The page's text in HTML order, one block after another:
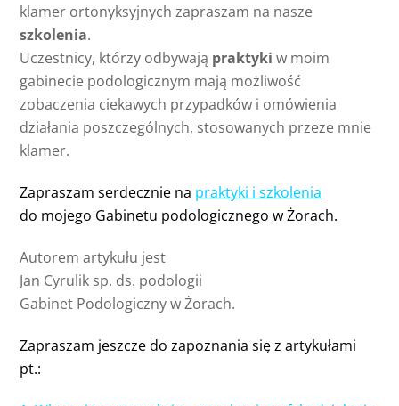
klamer ortonyksyjnych zapraszam na nasze
szkolenia.
Uczestnicy, którzy odbywają praktyki w moim
gabinecie podologicznym mają możliwość
zobaczenia ciekawych przypadków i omówienia
działania poszczególnych, stosowanych przeze mnie
klamer.
Zapraszam serdecznie na praktyki i szkolenia
do mojego Gabinetu podologicznego w Żorach.
Autorem artykułu jest
Jan Cyrulik sp. ds. podologii
Gabinet Podologiczny w Żorach.
Zapraszam jeszcze do zapoznania się z artykułami
pt.: